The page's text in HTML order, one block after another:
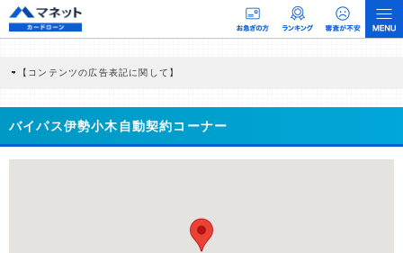
【コンテンツの広告表記に関して】
商品を根拠なくPRするものではなく、当編集部の調査／ユーザーへの口コミ収集な
どに基づき、公平性を担保した情報提供を行っています。
>提携企業一覧
バイパス伊勢小木自動契約コーナー